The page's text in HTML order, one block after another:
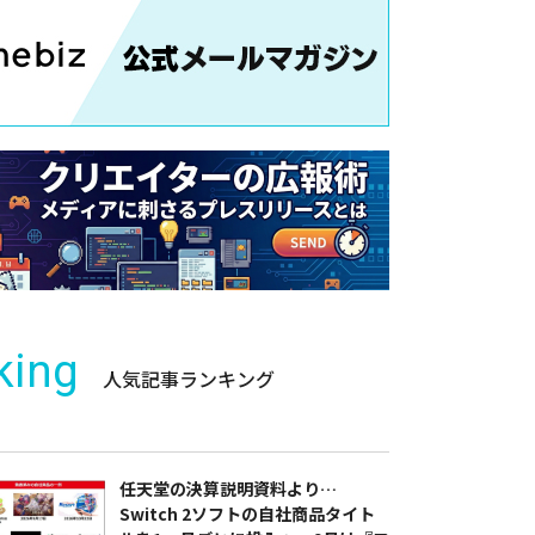
人気記事ランキング
任天堂の決算説明資料より…
Switch 2ソフトの自社商品タイト